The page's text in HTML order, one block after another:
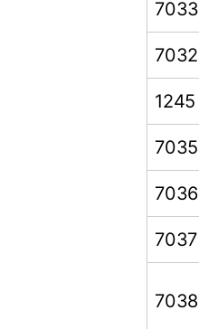
7033
7032
1245
7035
7036
7037
7038